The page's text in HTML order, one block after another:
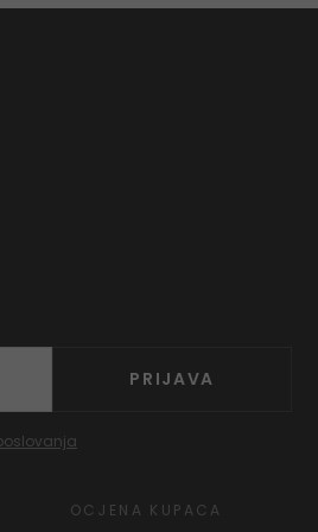
PRIJAVA
OCJENA KUPACA